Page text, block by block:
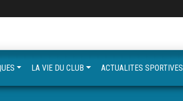
LA VIE DU CLUB ACTUALITES SPORTIVES